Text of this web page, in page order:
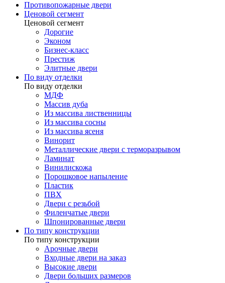
Противопожарные двери
Ценовой сегмент
Ценовой сегмент
Дорогие
Эконом
Бизнес-класс
Престиж
Элитные двери
По виду отделки
По виду отделки
МДФ
Массив дуба
Из массива лиственницы
Из массива сосны
Из массива ясеня
Винорит
Металлические двери с терморазрывом
Ламинат
Винилискожа
Порошковое напыление
Пластик
ПВХ
Двери с резьбой
Филенчатые двери
Шпонированные двери
По типу конструкции
По типу конструкции
Арочные двери
Входные двери на заказ
Высокие двери
Двери больших размеров